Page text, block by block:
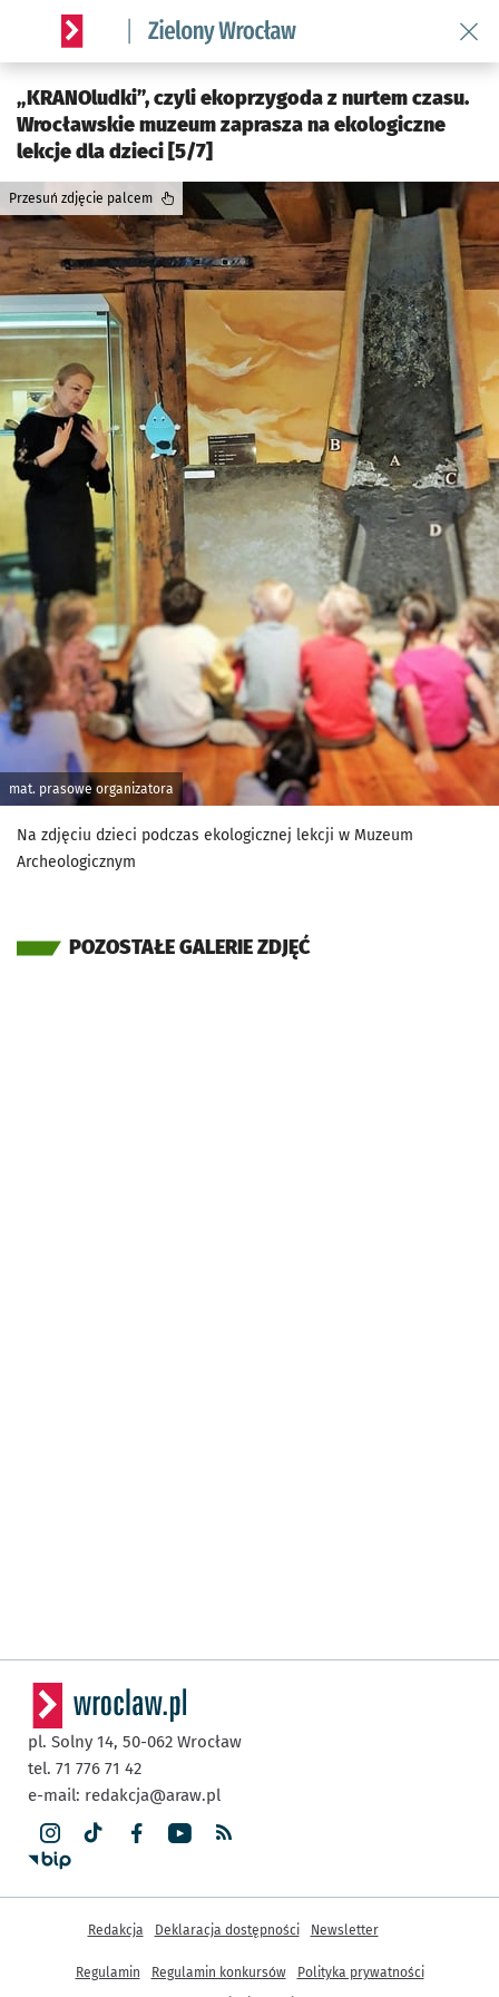
Serwis informacyjny wroclaw.pl podserwis: Środowisko we
„KRANOludki”, czyli ekoprzygoda z nurtem czasu.
Wrocławskie muzeum zaprasza na ekologiczne
lekcje dla dzieci [5/7]
mat. prasowe organizatora
Przesuń zdjęcie palcem
Na zdjęciu dzieci podczas ekologicznej lekcji w Muzeum
Archeologicznym
POZOSTAŁE GALERIE ZDJĘĆ
pl. Solny 14, 50-062 Wrocław
tel. 71 776 71 42
e-mail: redakcja@araw.pl
Inne informacje
Redakcja Deklaracja dostępności Newsletter
Regulamin Regulamin konkursów
Polityka prywatności